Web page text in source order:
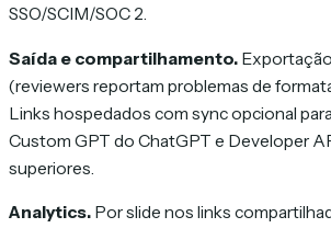
SSO/SCIM/SOC 2.
Saída e compartilhamento.
(reviewers reportam problemas de
Links hospedados com sync opcional
Custom GPT do ChatGPT e Developer
superiores.
Analytics. Por slide nos links